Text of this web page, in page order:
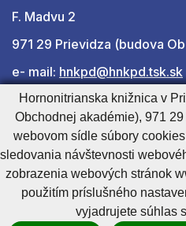
F. Madvu 2
971 29 Prievidza (budova
e- mail: hnkpd@hnkpd.tsk.sk
Ďalšie kontakty
Cookies nastavenieCookies - viac
Technický prevádzkovateľ
Hornonitrianska knižnica v
Obchodnej akadémie), 971
webovom sídle súbory
sledovania návštevnosti
zobrazenia webových stránok
použitím príslušného
vyjadrujete súhlas